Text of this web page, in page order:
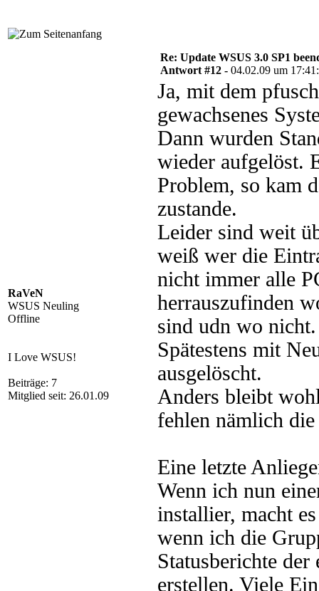
RaVeN
WSUS Neuling
Offline
I Love WSUS!
Beiträge: 7
Mitglied seit: 26.01.09
Re: Update WSUS 3.0 SP1
Antwort #12 - 04.02.09 um
Ja, mit dem
gewachsenes
Dann wurden
wieder aufgelöst.
Problem, so kam
zustande.
Leider sind weit
weiß wer die
nicht immer alle
herrauszufinden
sind udn wo nicht.
Spätestens mit
ausgelöscht.
Anders bleibt
fehlen nämlich
Eine letzte
Wenn ich nun
installier, macht
wenn ich die
Statusberichte
erstellen. Viele